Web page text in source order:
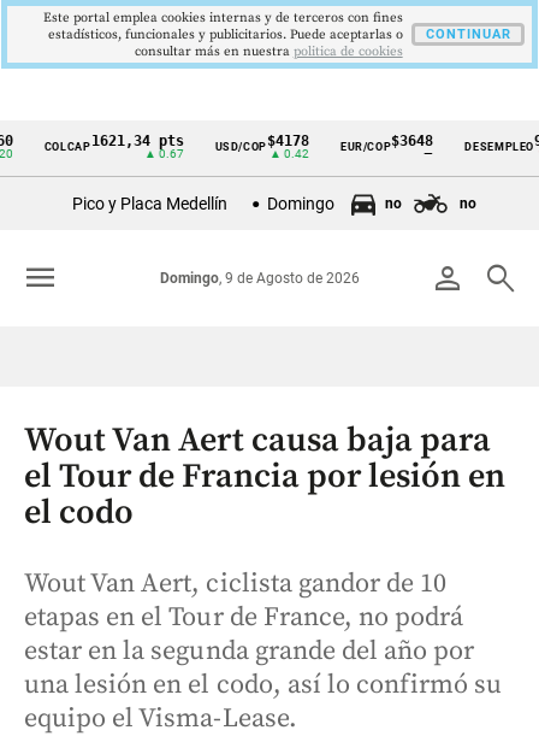
Cintillo
Colombia
COLCAP1621,34 pts
▲ 0.67
USD/COP$4178
▲ 0.42
EUR/COP$3648 DESEMPLEO9,9
▼
Pico y Placa Medellín Domingo no no
person search
Domingo, 9 de Agosto de 2026
menu
Wout Van Aert causa baja para
el Tour de Francia por lesión en
el codo
Wout Van Aert, ciclista gandor de 10
etapas en el Tour de France, no podrá
estar en la segunda grande del año por
una lesión en el codo, así lo confirmó su
equipo el Visma-Lease.
Este portal emplea cookies internas y de terceros con fines
estadísticos, funcionales y publicitarios. Puede aceptarlas o
consultar más en nuestra politica de cookies
CONTINUAR